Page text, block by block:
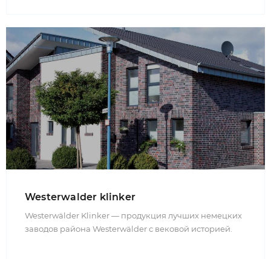
Westerwalder klinker
Westerwälder Klinker — продукция лучших немецких
заводов района Westerwälder с вековой историей.